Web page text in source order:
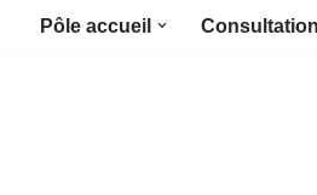
Pôle accueil